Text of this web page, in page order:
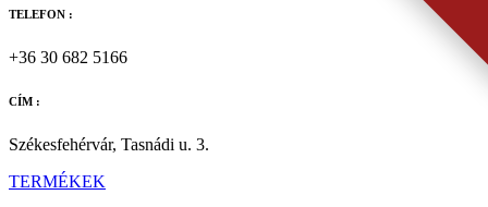
TELEFON :
+36 30 682 5166
CÍM :
Székesfehérvár, Tasnádi u. 3.
TERMÉKEK